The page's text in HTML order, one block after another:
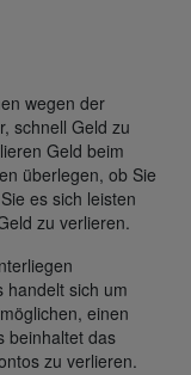
wegen der
schnell Geld zu
Geld beim
überlegen, ob Sie
es sich leisten
zu verlieren.
handelt sich um
einen
beinhaltet das
zu verlieren.